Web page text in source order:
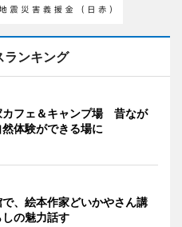
ランキング
カフェ＆キャンプ場 昔なが
体験ができる場に
、絵本作家どいかやさん講
の魅力話す